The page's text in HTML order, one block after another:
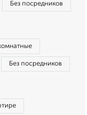
Без посредников
Без посредников